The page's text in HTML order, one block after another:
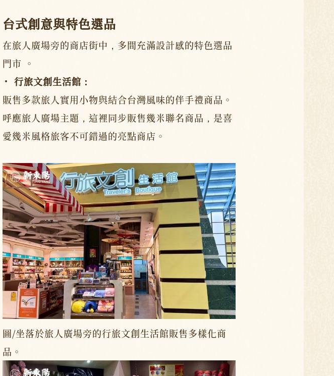
台式創意與特色選品
在旅人廣場旁的商店街中，多間充滿設計感的特色選品
門市 。
行旅文創生活館：
販售多款旅人實用小物與結合台灣風味的伴手禮商品。
呼應旅人廣場主題，這裡同步販售幾米聯名商品，是喜
愛幾米風格旅客不可錯過的亮點商店。
圖/坐落於旅人廣場旁的行旅文創生活館販售多樣化商
品。